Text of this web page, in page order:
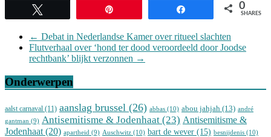
0
SHARES
← Debat in Nederlandse Kamer over ritueel slachten
Flutverhaal over ‘hond ter dood veroordeeld door Joodse
rechtbank’ blijkt verzonnen →
Onderwerpen
aalst carnaval (11) aanslag brussel (26) abbas (10) abou jahjah (13) andré
gantman (9) Antisemitisme & Jodenhaat (23) Antisemitisme &
Jodenhaat (20) apartheid (9) Auschwitz (10) bart de wever (15) besnijdenis (10)